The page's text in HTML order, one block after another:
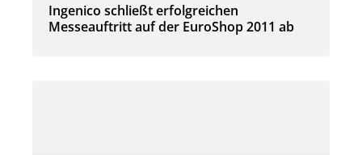
Ingenico schließt erfolgreichen
Messeauftritt auf der EuroShop 2011 ab